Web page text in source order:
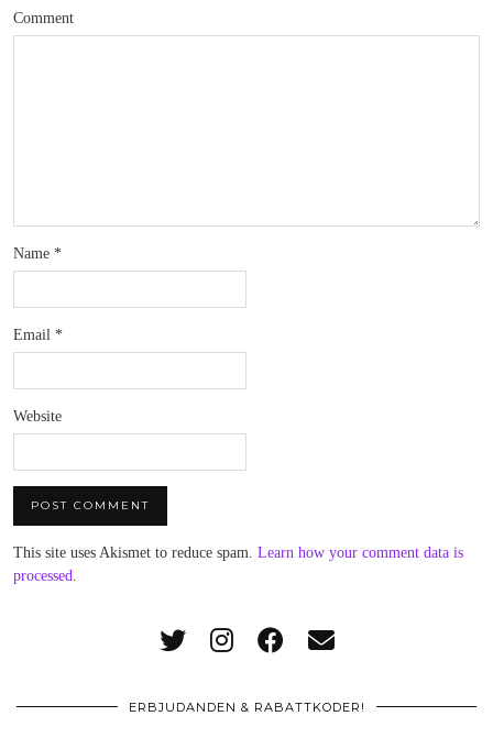
Comment
Name *
Email *
Website
This site uses Akismet to reduce spam. Learn how your comment data is
processed.
ERBJUDANDEN & RABATTKODER!